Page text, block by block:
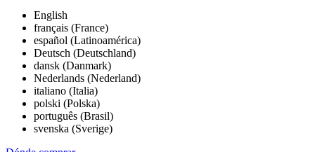
English
français (France)
español (Latinoamérica)
Deutsch (Deutschland)
dansk (Danmark)
Nederlands (Nederland)
italiano (Italia)
polski (Polska)
português (Brasil)
svenska (Sverige)